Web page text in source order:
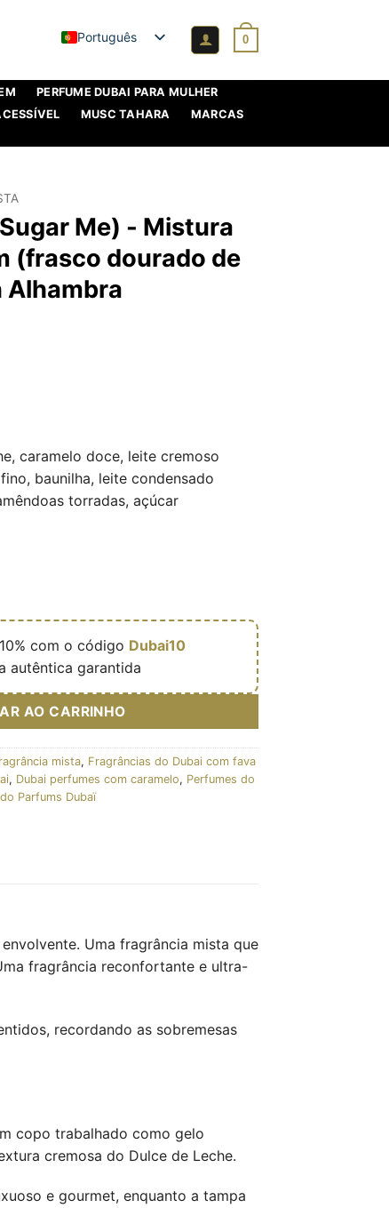
Português 0
PERFUME DUBAI PARA MULHER
MUSC TAHARA
MARCAS
Me) - Mistura
(frasco dourado de
Alhambra
caramelo doce, leite cremoso
baunilha, leite condensado
torradas, açúcar
com o código Dubai10
autêntica garantida
AO CARRINHO
mista, Fragrâncias do Dubai com fava
, Dubai perfumes com caramelo, Perfumes do
Parfums Dubaï
Uma fragrância mista que
fragrância reconfortante e ultra-
recordando as sobremesas
copo trabalhado como gelo
cremosa do Dulce de Leche.
e gourmet, enquanto a tampa